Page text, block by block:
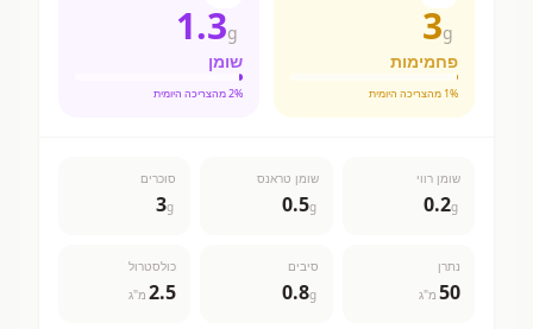
3g
פחמימות
1% מהצריכה היומית
1.3g
שומן
2% מהצריכה היומית
שומן רווי
0.2g
שומן טראנס
0.5g
סוכרים
3g
נתרן
50 מ"ג
סיבים
0.8g
כולסטרול
2.5 מ"ג